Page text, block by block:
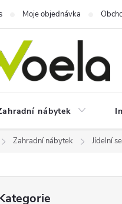
Moje objednávka
nábytek
Zahradní nábytek Jídelní